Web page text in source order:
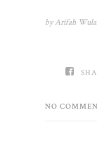
by Arifah
NO